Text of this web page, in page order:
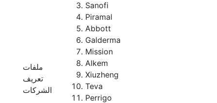
ملفات
تعريف
الشركات
Sanofi
Piramal
Abbott
Galderma
Mission
Alkem
Xiuzheng
Teva
Perrigo